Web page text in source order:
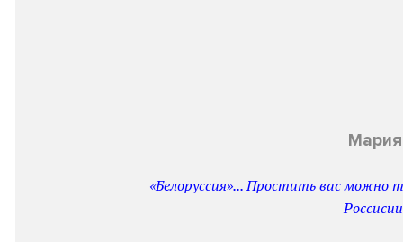
Мария
«Белоруссия»... Простить вас можно